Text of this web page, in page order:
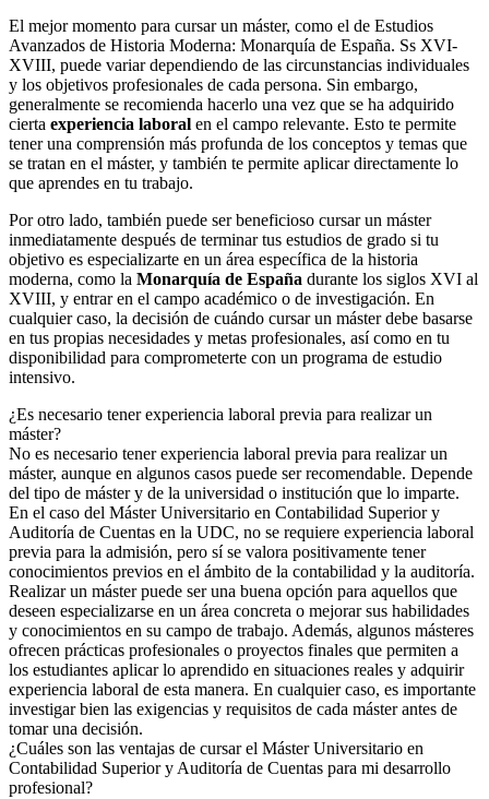
El mejor momento para cursar un máster, como el de Estudios
Avanzados de Historia Moderna: Monarquía de España. Ss XVI-
XVIII, puede variar dependiendo de las circunstancias individuales
y los objetivos profesionales de cada persona. Sin embargo,
generalmente se recomienda hacerlo una vez que se ha adquirido
cierta experiencia laboral en el campo relevante. Esto te permite
tener una comprensión más profunda de los conceptos y temas que
se tratan en el máster, y también te permite aplicar directamente lo
que aprendes en tu trabajo.
Por otro lado, también puede ser beneficioso cursar un máster
inmediatamente después de terminar tus estudios de grado si tu
objetivo es especializarte en un área específica de la historia
moderna, como la Monarquía de España durante los siglos XVI al
XVIII, y entrar en el campo académico o de investigación. En
cualquier caso, la decisión de cuándo cursar un máster debe basarse
en tus propias necesidades y metas profesionales, así como en tu
disponibilidad para comprometerte con un programa de estudio
intensivo.
¿Es necesario tener experiencia laboral previa para realizar un
máster?
No es necesario tener experiencia laboral previa para realizar un
máster, aunque en algunos casos puede ser recomendable. Depende
del tipo de máster y de la universidad o institución que lo imparte.
En el caso del Máster Universitario en Contabilidad Superior y
Auditoría de Cuentas en la UDC, no se requiere experiencia laboral
previa para la admisión, pero sí se valora positivamente tener
conocimientos previos en el ámbito de la contabilidad y la auditoría.
Realizar un máster puede ser una buena opción para aquellos que
deseen especializarse en un área concreta o mejorar sus habilidades
y conocimientos en su campo de trabajo. Además, algunos másteres
ofrecen prácticas profesionales o proyectos finales que permiten a
los estudiantes aplicar lo aprendido en situaciones reales y adquirir
experiencia laboral de esta manera. En cualquier caso, es importante
investigar bien las exigencias y requisitos de cada máster antes de
tomar una decisión.
¿Cuáles son las ventajas de cursar el Máster Universitario en
Contabilidad Superior y Auditoría de Cuentas para mi desarrollo
profesional?